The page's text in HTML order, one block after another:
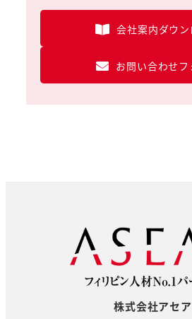
会社案内ダウン
お問い合わせフ
株式会社アセ